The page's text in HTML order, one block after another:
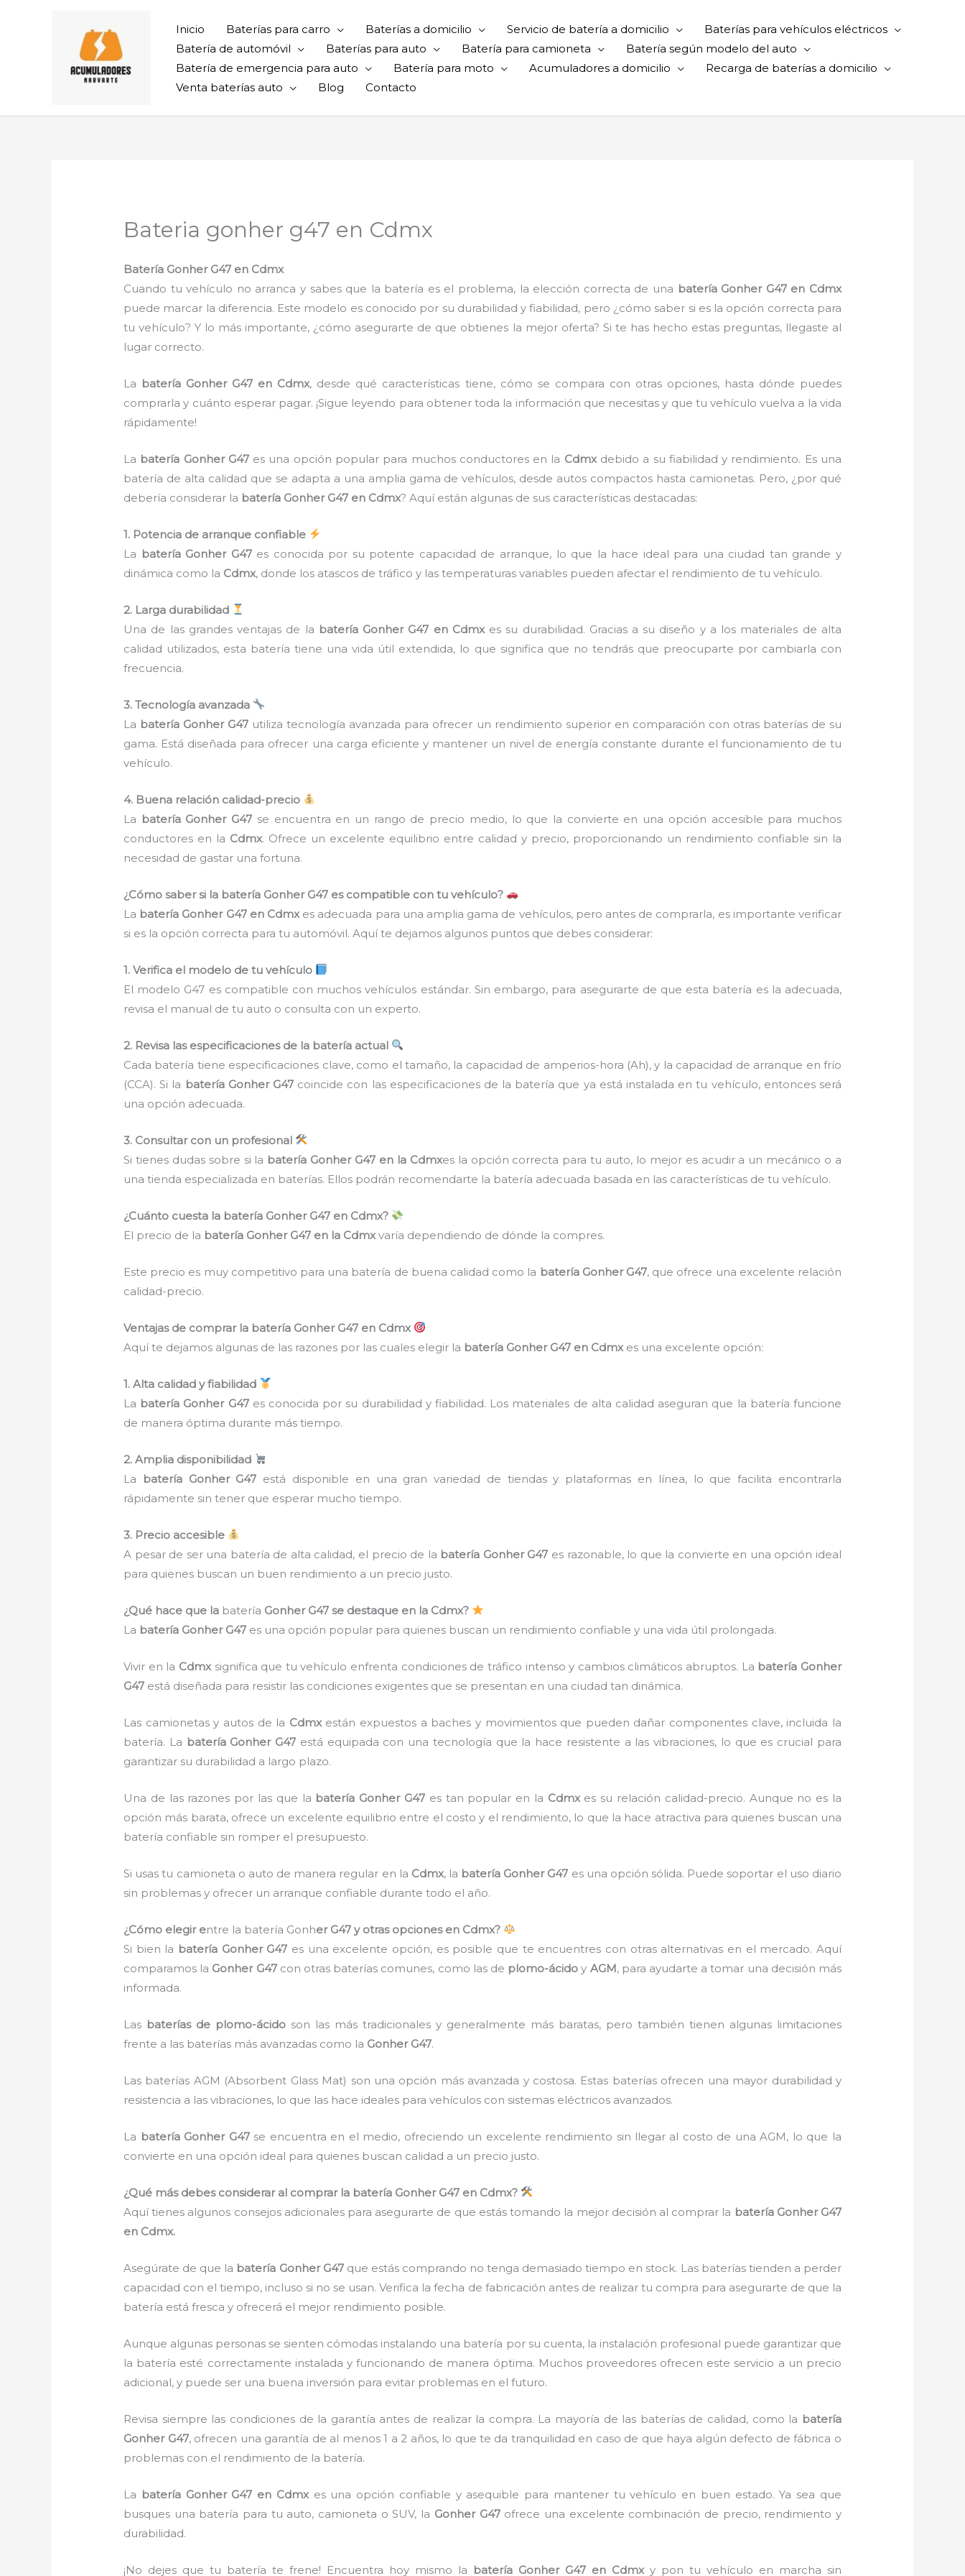
Inicio Baterías para carro Baterías a domicilio Servicio de batería a domicilio
Baterías para vehículos eléctricos
Batería de automóvil
Baterías para auto Batería para camioneta
Batería según modelo del auto
Batería de emergencia para auto
Batería para moto Acumuladores a domicilio
Recarga de baterías a domicilio
Venta baterías auto
Blog Contacto
Bateria gonher g47 en Cdmx
Batería Gonher G47 en Cdmx
Cuando tu vehículo no arranca y sabes que la batería es el problema, la elección correcta de una batería Gonher G47 en Cdmx
puede marcar la diferencia. Este modelo es conocido por su durabilidad y fiabilidad, pero ¿cómo saber si es la opción correcta para
tu vehículo? Y lo más importante, ¿cómo asegurarte de que obtienes la mejor oferta? Si te has hecho estas preguntas, llegaste al
lugar correcto.
La batería Gonher G47 en Cdmx, desde qué características tiene, cómo se compara con otras opciones, hasta dónde puedes
comprarla y cuánto esperar pagar. ¡Sigue leyendo para obtener toda la información que necesitas y que tu vehículo vuelva a la vida
rápidamente!
La batería Gonher G47es una opción popular para muchos conductores en la Cdmx debido a su fiabilidad y rendimiento. Es una
batería de alta calidad que se adapta a una amplia gama de vehículos, desde autos compactos hasta camionetas. Pero, ¿por qué
debería considerar la batería Gonher G47 en Cdmx? Aquí están algunas de sus características destacadas:
1. Potencia de arranque confiable
La batería Gonher G47es conocida por su potente capacidad de arranque, lo que la hace ideal para una ciudad tan grande y
dinámica como la Cdmx, donde los atascos de tráfico y las temperaturas variables pueden afectar el rendimiento de tu vehículo.
2. Larga durabilidad
Una de las grandes ventajas de la batería Gonher G47 en Cdmxes su durabilidad. Gracias a su diseño y a los materiales de alta
calidad utilizados, esta batería tiene una vida útil extendida, lo que significa que no tendrás que preocuparte por cambiarla con
frecuencia.
3. Tecnología avanzada
La batería Gonher G47 utiliza tecnología avanzada para ofrecer un rendimiento superior en comparación con otras baterías de su
gama. Está diseñada para ofrecer una carga eficiente y mantener un nivel de energía constante durante el funcionamiento de tu
vehículo.
4. Buena relación calidad-precio
La batería Gonher G47 se encuentra en un rango de precio medio, lo que la convierte en una opción accesible para muchos
conductores en la Cdmx. Ofrece un excelente equilibrio entre calidad y precio, proporcionando un rendimiento confiable sin la
necesidad de gastar una fortuna.
¿Cómo saber si la batería Gonher G47 es compatible con tu vehículo?
La batería Gonher G47 en Cdmx es adecuada para una amplia gama de vehículos, pero antes de comprarla, es importante verificar
si es la opción correcta para tu automóvil. Aquí te dejamos algunos puntos que debes considerar:
1. Verifica el modelo de tu vehículo
El modelo G47 es compatible con muchos vehículos estándar. Sin embargo, para asegurarte de que esta batería es la adecuada,
revisa el manual de tu auto o consulta con un experto.
2. Revisa las especificaciones de la batería actual
Cada batería tiene especificaciones clave, como el tamaño, la capacidad de amperios-hora (Ah), y la capacidad de arranque en frío
(CCA). Si la batería Gonher G47coincide con las especificaciones de la batería que ya está instalada en tu vehículo, entonces será
una opción adecuada.
3. Consultar con un profesional
Si tienes dudas sobre si la batería Gonher G47 en la Cdmxes la opción correcta para tu auto, lo mejor es acudir a un mecánico o a
una tienda especializada en baterías. Ellos podrán recomendarte la batería adecuada basada en las características de tu vehículo.
¿Cuánto cuesta la batería Gonher G47 en Cdmx?
El precio de la batería Gonher G47 en la Cdmxvaría dependiendo de dónde la compres.
Este precio es muy competitivo para una batería de buena calidad como la batería Gonher G47, que ofrece una excelente relación
calidad-precio.
Ventajas de comprar la batería Gonher G47 en Cdmx
Aquí te dejamos algunas de las razones por las cuales elegir la batería Gonher G47 en Cdmx es una excelente opción:
1. Alta calidad y fiabilidad
La batería Gonher G47es conocida por su durabilidad y fiabilidad. Los materiales de alta calidad aseguran que la batería funcione
de manera óptima durante más tiempo.
2. Amplia disponibilidad
La batería Gonher G47 está disponible en una gran variedad de tiendas y plataformas en línea, lo que facilita encontrarla
rápidamente sin tener que esperar mucho tiempo.
3. Precio accesible
A pesar de ser una batería de alta calidad, el precio de la batería Gonher G47 es razonable, lo que la convierte en una opción ideal
para quienes buscan un buen rendimiento a un precio justo.
¿Qué hace que la batería Gonher G47 se destaque en la Cdmx?
La batería Gonher G47 es una opción popular para quienes buscan un rendimiento confiable y una vida útil prolongada.
Vivir en la Cdmx significa que tu vehículo enfrenta condiciones de tráfico intenso y cambios climáticos abruptos. La batería Gonher
G47 está diseñada para resistir las condiciones exigentes que se presentan en una ciudad tan dinámica.
Las camionetas y autos de la Cdmx están expuestos a baches y movimientos que pueden dañar componentes clave, incluida la
batería. La batería Gonher G47 está equipada con una tecnología que la hace resistente a las vibraciones, lo que es crucial para
garantizar su durabilidad a largo plazo.
Una de las razones por las que la batería Gonher G47es tan popular en la Cdmx es su relación calidad-precio. Aunque no es la
opción más barata, ofrece un excelente equilibrio entre el costo y el rendimiento, lo que la hace atractiva para quienes buscan una
batería confiable sin romper el presupuesto.
Si usas tu camioneta o auto de manera regular en la Cdmx, la batería Gonher G47 es una opción sólida. Puede soportar el uso diario
sin problemas y ofrecer un arranque confiable durante todo el año.
¿Cómo elegir entre la batería Gonher G47 y otras opciones en Cdmx?
Si bien la batería Gonher G47 es una excelente opción, es posible que te encuentres con otras alternativas en el mercado. Aquí
comparamos la Gonher G47con otras baterías comunes, como las de plomo-ácido y AGM, para ayudarte a tomar una decisión más
informada.
Las baterías de plomo-ácido son las más tradicionales y generalmente más baratas, pero también tienen algunas limitaciones
frente a las baterías más avanzadas como la Gonher G47.
Las baterías AGM (Absorbent Glass Mat) son una opción más avanzada y costosa. Estas baterías ofrecen una mayor durabilidad y
resistencia a las vibraciones, lo que las hace ideales para vehículos con sistemas eléctricos avanzados.
La batería Gonher G47se encuentra en el medio, ofreciendo un excelente rendimiento sin llegar al costo de una AGM, lo que la
convierte en una opción ideal para quienes buscan calidad a un precio justo.
¿Qué más debes considerar al comprar la batería Gonher G47 en Cdmx?
Aquí tienes algunos consejos adicionales para asegurarte de que estás tomando la mejor decisión al comprar la batería Gonher G47
en Cdmx.
Asegúrate de que la batería Gonher G47que estás comprando no tenga demasiado tiempo en stock. Las baterías tienden a perder
capacidad con el tiempo, incluso si no se usan. Verifica la fecha de fabricación antes de realizar tu compra para asegurarte de que la
batería está fresca y ofrecerá el mejor rendimiento posible.
Aunque algunas personas se sienten cómodas instalando una batería por su cuenta, la instalación profesional puede garantizar que
la batería esté correctamente instalada y funcionando de manera óptima. Muchos proveedores ofrecen este servicio a un precio
adicional, y puede ser una buena inversión para evitar problemas en el futuro.
Revisa siempre las condiciones de la garantía antes de realizar la compra. La mayoría de las baterías de calidad, como la batería
Gonher G47, ofrecen una garantía de al menos 1 a 2 años, lo que te da tranquilidad en caso de que haya algún defecto de fábrica o
problemas con el rendimiento de la batería.
La batería Gonher G47 en Cdmxes una opción confiable y asequible para mantener tu vehículo en buen estado. Ya sea que
busques una batería para tu auto, camioneta o SUV, la Gonher G47ofrece una excelente combinación de precio, rendimiento y
durabilidad.
¡No dejes que tu batería te frene! Encuentra hoy mismo la batería Gonher G47 en Cdmxy pon tu vehículo en marcha sin